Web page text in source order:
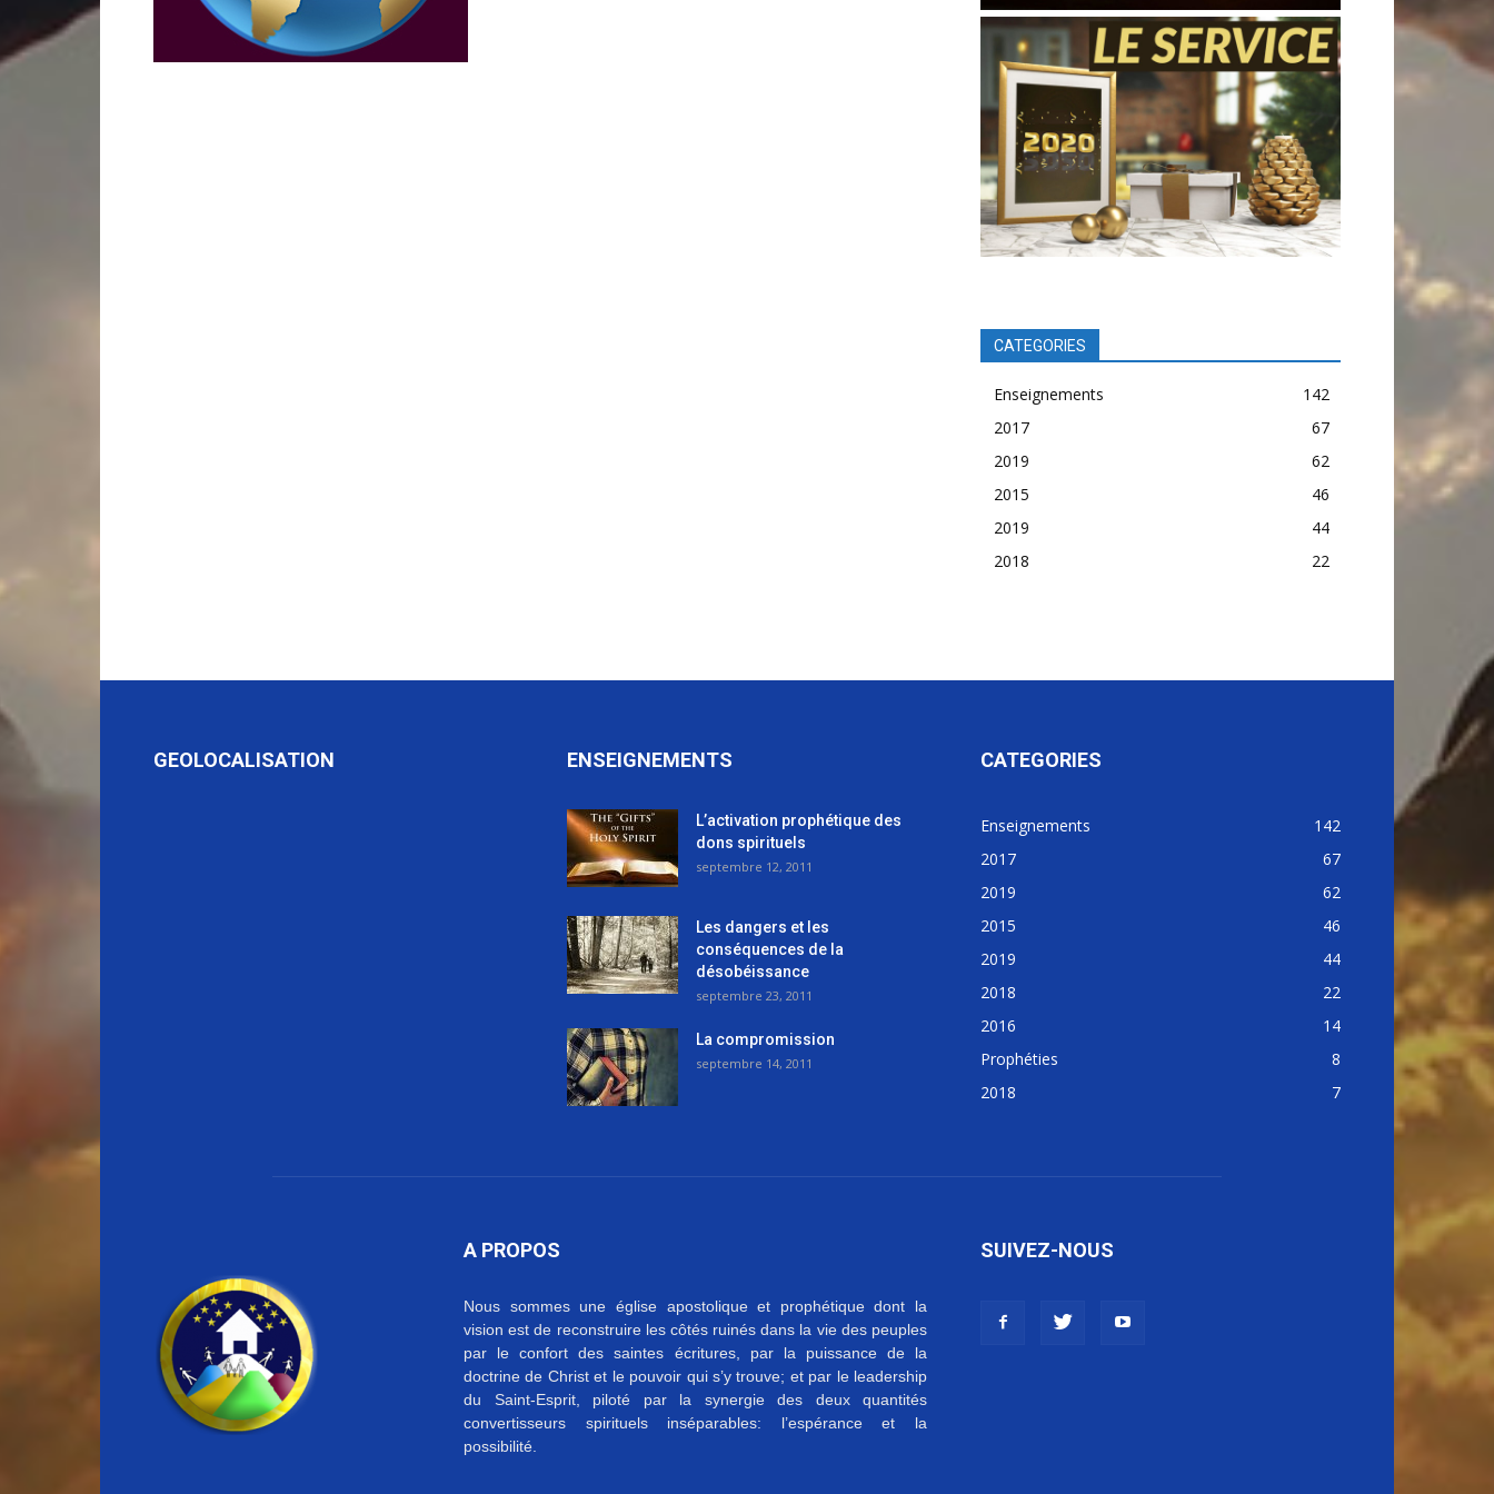
CATEGORIES
Enseignements
142
2017
67
2019
62
2015
46
2019
44
2018
22
GEOLOCALISATION ENSEIGNEMENTS
L’activation prophétique des
dons spirituels
septembre 12, 2011
Les dangers et les
conséquences de la
désobéissance
septembre 23, 2011
La compromission
septembre 14, 2011
CATEGORIES
Enseignements
142
2017
67
2019
62
2015
46
2019
44
2018
22
2016
14
Prophéties
8
2018
7
A PROPOS
Nous sommes une église apostolique et prophétique dont la
vision est de reconstruire les côtés ruinés dans la vie des peuples
par le confort des saintes écritures, par la puissance de la
doctrine de Christ et le pouvoir qui s’y trouve; et par le leadership
du Saint-Esprit, piloté par la synergie des deux quantités
convertisseurs spirituels inséparables: l’espérance et la
possibilité.
SUIVEZ-NOUS